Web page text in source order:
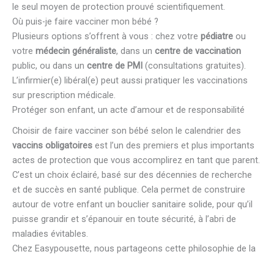
le seul moyen de protection prouvé scientifiquement.
Où puis-je faire vacciner mon bébé ?
Plusieurs options s’offrent à vous : chez votre pédiatre ou
votre médecin généraliste, dans un centre de vaccination
public, ou dans un centre de PMI (consultations gratuites).
L’infirmier(e) libéral(e) peut aussi pratiquer les vaccinations
sur prescription médicale.
Protéger son enfant, un acte d’amour et de responsabilité
Choisir de faire vacciner son bébé selon le calendrier des
vaccins obligatoires est l’un des premiers et plus importants
actes de protection que vous accomplirez en tant que parent.
C’est un choix éclairé, basé sur des décennies de recherche
et de succès en santé publique. Cela permet de construire
autour de votre enfant un bouclier sanitaire solide, pour qu’il
puisse grandir et s’épanouir en toute sécurité, à l’abri de
maladies évitables.
Chez Easypousette, nous partageons cette philosophie de la